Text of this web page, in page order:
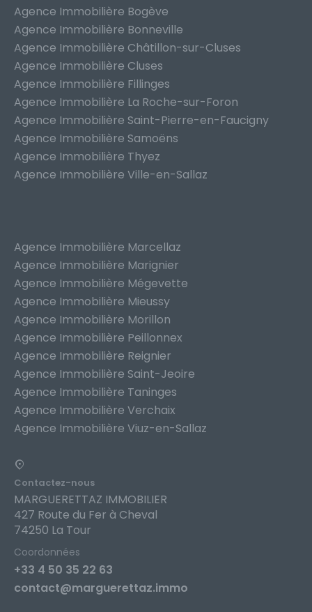
Agence Immobilière Bogève
Agence Immobilière Bonneville
Agence Immobilière Châtillon-sur-Cluses
Agence Immobilière Cluses
Agence Immobilière Fillinges
Agence Immobilière La Roche-sur-Foron
Agence Immobilière Saint-Pierre-en-Faucigny
Agence Immobilière Samoëns
Agence Immobilière Thyez
Agence Immobilière Ville-en-Sallaz
Agence Immobilière Marcellaz
Agence Immobilière Marignier
Agence Immobilière Mégevette
Agence Immobilière Mieussy
Agence Immobilière Morillon
Agence Immobilière Peillonnex
Agence Immobilière Reignier
Agence Immobilière Saint-Jeoire
Agence Immobilière Taninges
Agence Immobilière Verchaix
Agence Immobilière Viuz-en-Sallaz
Contactez-nous
MARGUERETTAZ IMMOBILIER
427 Route du Fer à Cheval
74250 La Tour
Coordonnées
+33 4 50 35 22 63
contact@marguerettaz.immo